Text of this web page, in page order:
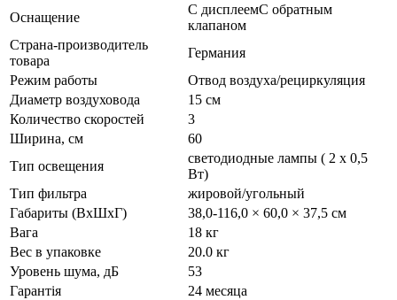
Оснащение
С дисплеемС обратным
клапаном
Страна-производитель
товара
Германия
Режим работы
Отвод воздуха/рециркуляция
Диаметр воздуховода
15 см
Количество скоростей
3
Ширина, см
60
Тип освещения
светодиодные лампы ( 2 х 0,5
Вт)
Тип фильтра
жировой/угольный
Габариты (ВхШхГ)
38,0-116,0 × 60,0 × 37,5 см
Вага
18 кг
Вес в упаковке
20.0 кг
Уровень шума, дБ
53
Гарантія
24 месяца